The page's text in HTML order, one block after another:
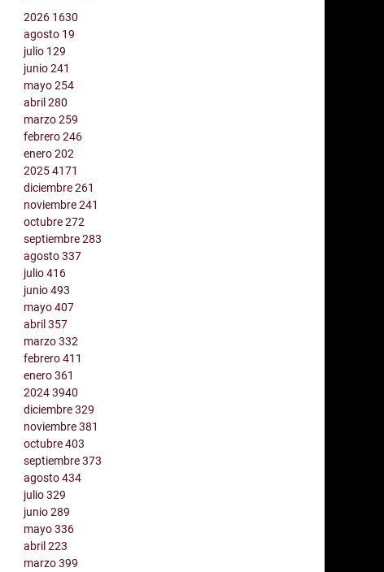
2026 1630
agosto 19
julio 129
junio241
mayo254
abril280
marzo259
febrero246
enero202
20254171
diciembre261
noviembre241
octubre272
septiembre283
agosto337
julio416
junio493
mayo407
abril357
marzo332
febrero411
enero361
20243940
diciembre329
noviembre381
octubre403
septiembre373
agosto434
julio329
junio289
mayo336
abril223
marzo399